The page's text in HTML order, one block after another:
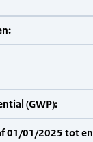
(GWP):
01/01/2025 tot en